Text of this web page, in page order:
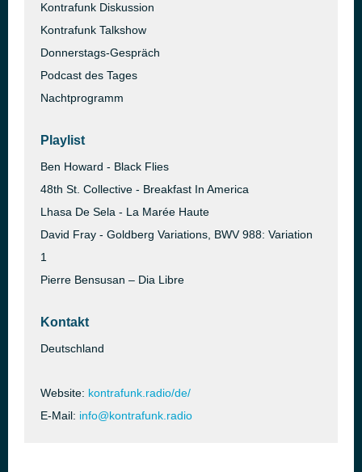
Kontrafunk Diskussion
Kontrafunk Talkshow
Donnerstags-Gespräch
Podcast des Tages
Nachtprogramm
Playlist
Ben Howard - Black Flies
48th St. Collective - Breakfast In America
Lhasa De Sela - La Marée Haute
David Fray - Goldberg Variations, BWV 988: Variation
1
Pierre Bensusan – Dia Libre
Kontakt
Deutschland
Website: kontrafunk.radio/de/
E-Mail: info@kontrafunk.radio